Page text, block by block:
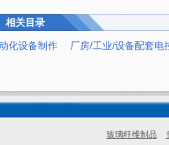
相关目录
化设备制作 厂房/工业/设备配套电
玻璃纤维制品